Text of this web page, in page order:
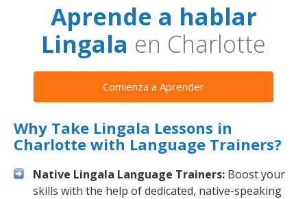
Aprende a hablar
Lingala en Charlotte
Comienza a Aprender
Why Take Lingala Lessons in
Charlotte with Language Trainers?
Native Lingala Language Trainers: Boost your
skills with the help of dedicated, native-speaking